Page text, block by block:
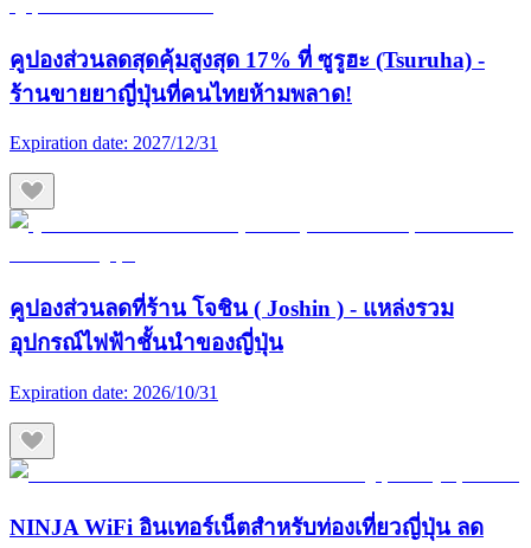
คูปองส่วนลดสุดคุ้มสูงสุด 17% ที่ ซูรูฮะ (Tsuruha) -
ร้านขายยาญี่ปุ่นที่คนไทยห้ามพลาด!
Expiration date: 2027/12/31
คูปองส่วนลดที่ร้าน โจชิน ( Joshin ) - แหล่งรวม
อุปกรณ์ไฟฟ้าชั้นนำของญี่ปุ่น
Expiration date: 2026/10/31
NINJA WiFi อินเทอร์เน็ตสำหรับท่องเที่ยวญี่ปุ่น ลด